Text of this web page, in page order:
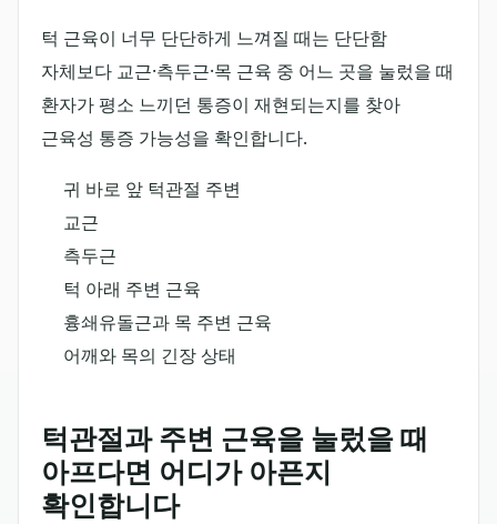
턱 근육이 너무 단단하게 느껴질 때는 단단함
자체보다 교근·측두근·목 근육 중 어느 곳을 눌렀을 때
환자가 평소 느끼던 통증이 재현되는지를 찾아
근육성 통증 가능성을 확인합니다.
귀 바로 앞 턱관절 주변
교근
측두근
턱 아래 주변 근육
흉쇄유돌근과 목 주변 근육
어깨와 목의 긴장 상태
턱관절과 주변 근육을 눌렀을 때
아프다면 어디가 아픈지
확인합니다